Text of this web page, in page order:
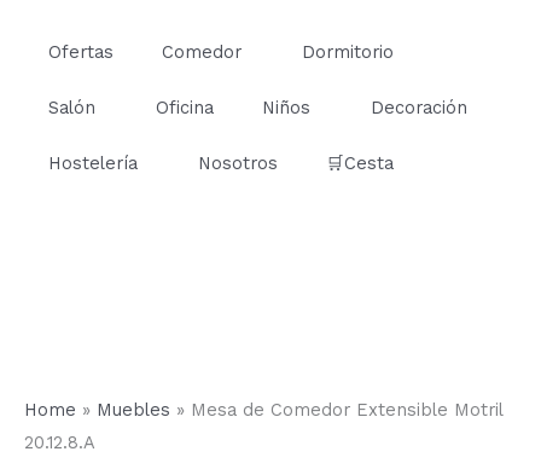
Ofertas Comedor Dormitorio
Salón Oficina Niños Decoración
Hostelería Nosotros 🛒Cesta
Home » Muebles » Mesa de Comedor Extensible Motril
20.12.8.A